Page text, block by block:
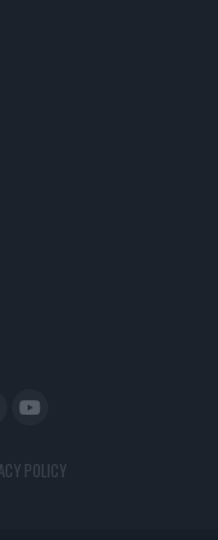
POLICY